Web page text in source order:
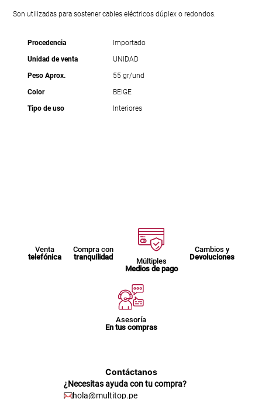
Son utilizadas para sostener cables eléctricos dúplex o redondos.
Procedencia
Importado
Unidad de venta
UNIDAD
Peso Aprox.
55 gr/und
Color
BEIGE
Tipo de uso
Interiores
Venta
telefónica
Compra con
tranquilidad
Múltiples
Medios de pago
Cambios y
Devoluciones
Asesoría
En tus compras
Contáctanos
¿Necesitas ayuda con tu compra?
hola@multitop.pe